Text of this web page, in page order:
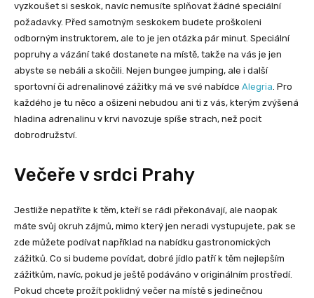
vyzkoušet si seskok, navíc nemusíte splňovat žádné speciální
požadavky. Před samotným seskokem budete proškoleni
odborným instruktorem, ale to je jen otázka pár minut. Speciální
popruhy a vázání také dostanete na místě, takže na vás je jen
abyste se nebáli a skočili. Nejen bungee jumping, ale i další
sportovní či adrenalinové zážitky má ve své nabídce Alegria. Pro
každého je tu něco a ošizeni nebudou ani ti z vás, kterým zvýšená
hladina adrenalinu v krvi navozuje spíše strach, než pocit
dobrodružství.
Večeře v srdci Prahy
Jestliže nepatříte k těm, kteří se rádi překonávají, ale naopak
máte svůj okruh zájmů, mimo který jen neradi vystupujete, pak se
zde můžete podívat například na nabídku gastronomických
zážitků. Co si budeme povídat, dobré jídlo patří k těm nejlepším
zážitkům, navíc, pokud je ještě podáváno v originálním prostředí.
Pokud chcete prožít poklidný večer na místě s jedinečnou